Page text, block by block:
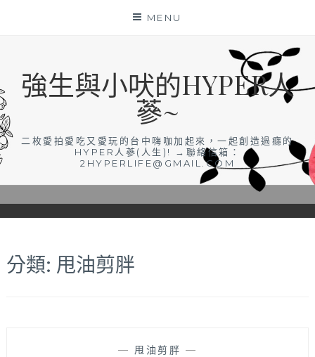
MENU
強生與小吠的HYPER人
蔘~
二枚愛拍愛吃又愛玩的台中嗨咖加起來，一起創造過癮的
HYPER人蔘(人生)! →聯絡信箱：
2HYPERLIFE@GMAIL.COM
分類: 甩油剪胖
— 甩油剪胖 —